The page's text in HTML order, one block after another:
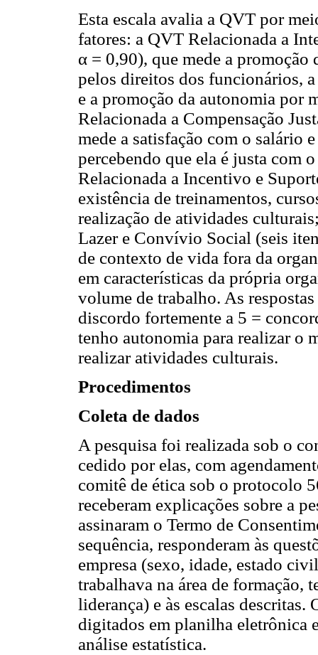
Esta escala avalia a QVT por
fatores: a QVT Relacionada a
α = 0,90), que mede a
pelos direitos dos funcionários,
e a promoção da autonomia por
Relacionada a Compensação
mede a satisfação com o salário
percebendo que ela é justa com
Relacionada a Incentivo e
existência de treinamentos,
realização de atividades
Lazer e Convívio Social (seis
de contexto de vida fora da
em características da própria
volume de trabalho. As
discordo fortemente a 5 =
tenho autonomia para realizar o
realizar atividades culturais.
Procedimentos
Coleta de dados
A pesquisa foi realizada sob o
cedido por elas, com
comitê de ética sob o protocolo
receberam explicações sobre a
assinaram o Termo de
sequência, responderam às
empresa (sexo, idade, estado
trabalhava na área de formação,
liderança) e às escalas descritas.
digitados em planilha eletrônica
análise estatística.